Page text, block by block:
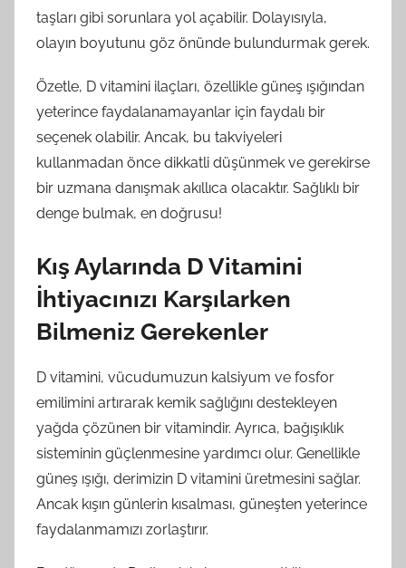
taşları gibi sorunlara yol açabilir. Dolayısıyla,
olayın boyutunu göz önünde bulundurmak gerek.
Özetle, D vitamini ilaçları, özellikle güneş ışığından
yeterince faydalanamayanlar için faydalı bir
seçenek olabilir. Ancak, bu takviyeleri
kullanmadan önce dikkatli düşünmek ve gerekirse
bir uzmana danışmak akıllıca olacaktır. Sağlıklı bir
denge bulmak, en doğrusu!
Kış Aylarında D Vitamini
İhtiyacınızı Karşılarken
Bilmeniz Gerekenler
D vitamini, vücudumuzun kalsiyum ve fosfor
emilimini artırarak kemik sağlığını destekleyen
yağda çözünen bir vitamindir. Ayrıca, bağışıklık
sisteminin güçlenmesine yardımcı olur. Genellikle
güneş ışığı, derimizin D vitamini üretmesini sağlar.
Ancak kışın günlerin kısalması, güneşten yeterince
faydalanmamızı zorlaştırır.